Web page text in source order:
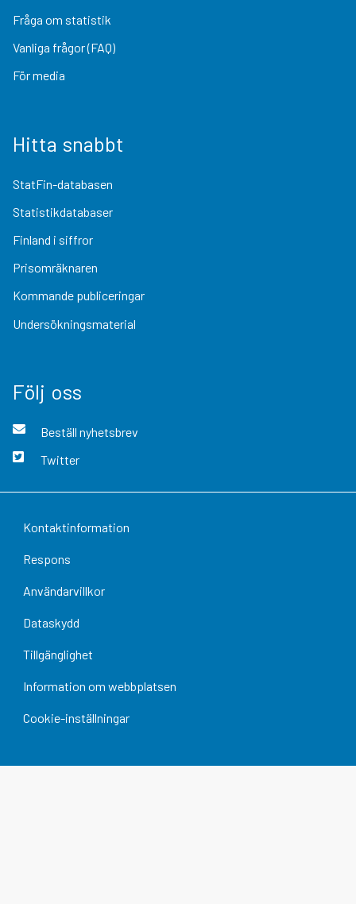
Fråga om statistik
Vanliga frågor (FAQ)
För media
Hitta snabbt
StatFin-databasen
Statistikdatabaser
Finland i siffror
Prisomräknaren
Kommande publiceringar
Undersökningsmaterial
Följ oss
Beställ nyhetsbrev
Twitter
Kontaktinformation
Respons
Användarvillkor
Dataskydd
Tillgänglighet
Information om webbplatsen
Cookie-inställningar